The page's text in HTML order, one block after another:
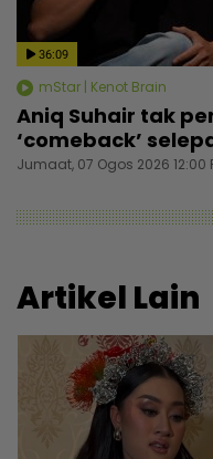
36:09
mStar | Kenot Brain
Aniq Suhair tak
‘comeback’
Jumaat, 07 Ogos 2026 12:00
Artikel Lain